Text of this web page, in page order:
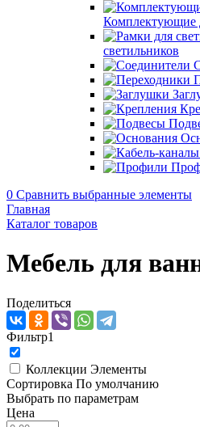
Комплектующие
светильников
0 Сравнить выбранные элементы
Главная
Каталог товаров
Мебель для
Поделиться
Фильтр1
Коллекции Элементы
Сортировка По умолчанию
Выбрать по параметрам
Цена